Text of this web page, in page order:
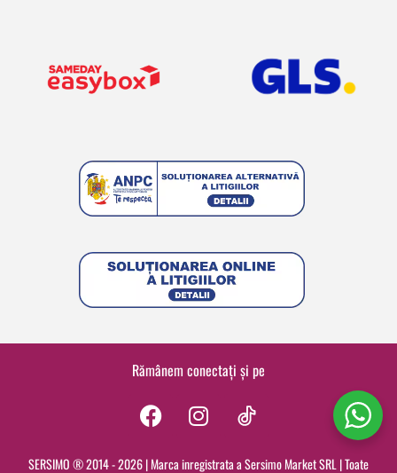
Rămânem conectați și pe
F
c
I
s
SERSIMO ® 2014 - 2026 | Marca inregistrata a Sersimo Market SRL | Toate